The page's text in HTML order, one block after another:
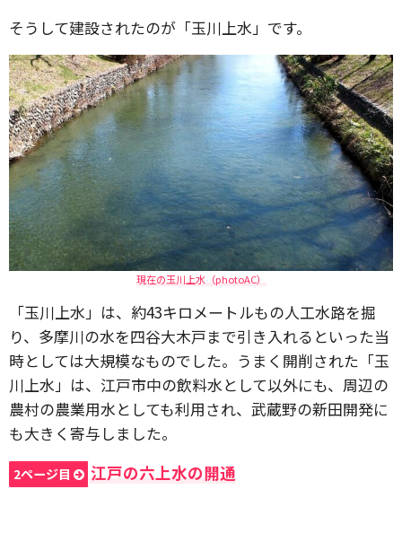
そうして建設されたのが「玉川上水」です。
現在の玉川上水（photoAC）
「玉川上水」は、約43キロメートルもの人工水路を掘
り、多摩川の水を四谷大木戸まで引き入れるといった当
時としては大規模なものでした。うまく開削された「玉
川上水」は、江戸市中の飲料水として以外にも、周辺の
農村の農業用水としても利用され、武蔵野の新田開発に
も大きく寄与しました。
2ページ目 江戸の六上水の開通